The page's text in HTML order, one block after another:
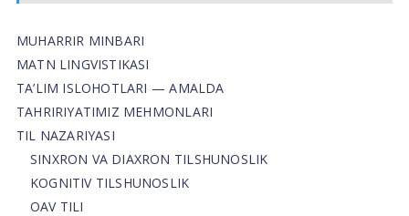
MUHARRIR MINBARI
MATN LINGVISTIKASI
TA’LIM ISLOHOTLARI — AMALDA
TAHRIRIYATIMIZ MEHMONLARI
TIL NAZARIYASI
SINXRON VA DIAXRON TILSHUNOSLIK
KOGNITIV TILSHUNOSLIK
OAV TILI